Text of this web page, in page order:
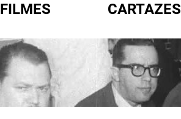
FILMES CARTAZES
FORMULÁRIO DE